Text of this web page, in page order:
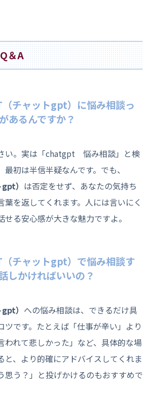
＆A
（チャットgpt） に悩み相談っ
あるんですか？
い。実は「chatgpt 悩み相談」と検
初は半信半疑なんです。でも、
） は否定をせず、あなたの気持ち
葉を返してくれます。人には言いにく
せる安心感が大きな魅力ですよ。
（チャットgpt） で悩み相談す
しかければいいの？
） への悩み相談は、できるだけ具
ツです。たとえば「仕事が辛い」より
われて悲しかった」など、具体的な場
と、より的確にアドバイスしてくれま
思う？」と投げかけるのもおすすめで